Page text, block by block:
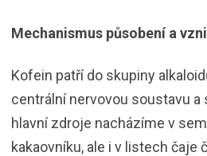
Mechanismus působení a
Kofein patří do skupiny
centrální nervovou soustavu
hlavní zdroje nacházíme v
kakaovníku, ale i v listech čaje